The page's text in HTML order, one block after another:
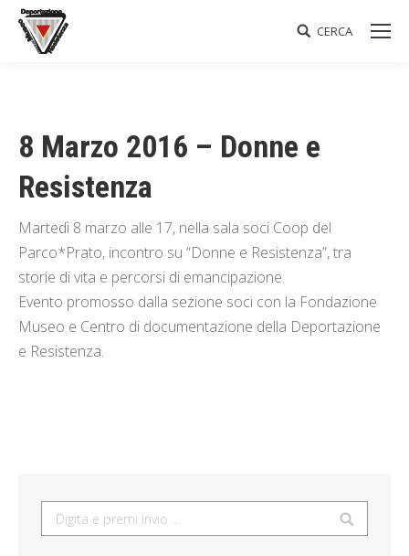
Search:
CERCA
8 Marzo 2016 – Donne e
Resistenza
Martedì 8 marzo alle 17, nella sala soci Coop del
Parco*Prato, incontro su “Donne e Resistenza”, tra
storie di vita e percorsi di emancipazione.
Evento promosso dalla sezione soci con la Fondazione
Museo e Centro di documentazione della Deportazione
e Resistenza.
Search: